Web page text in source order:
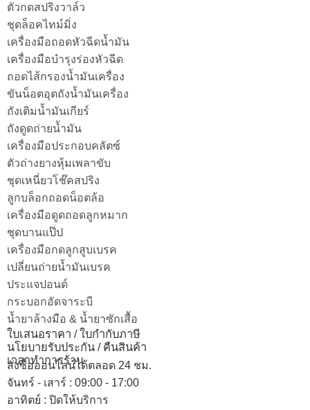
ตัวกดสปริงวาล์ว
ชุดล็อคไทม์มิ่ง
เครื่องมือถอดหัวฉีดน้ำมัน
เครื่องมือบำรุงร่องหัวฉีด
ถอดไส้กรองน้ำมันเครื่อง
ขันน็อตอุตถังน้ำมันเครื่อง
ถังเติมน้ำมันเกียร์
ถังดูดถ่ายน้ำมัน
เครื่องมือประกอบคลัตซ์
ตัวถ่างยางหุ้มเพลาขับ
ชุดเหนี่ยวโช๊คสปริง
ลูกบล็อกถอดน็อตล้อ
เครื่องมือดูดถอดลูกหมาก
ชุดบานแป๊ป
เครื่องมือกดลูกสูบเบรค
เปลี่ยนถ่ายน้ำมันเบรค
ประแจปอนด์
กระบอกอัดจาระบี
น้ำยาล้างมือ & น้ำยาซักเสื้อ
ใบเสนอราคา / ใบกำกับภาษี
นโยบายรับประกัน / คืนสินค้า
เวลาทำการร้าน
สั่งซื้อออนไลน์ได้ตลอด 24 ชม.
จันทร์ - เสาร์ : 09:00 - 17:00
อาทิตย์ : ปิดให้บริการ